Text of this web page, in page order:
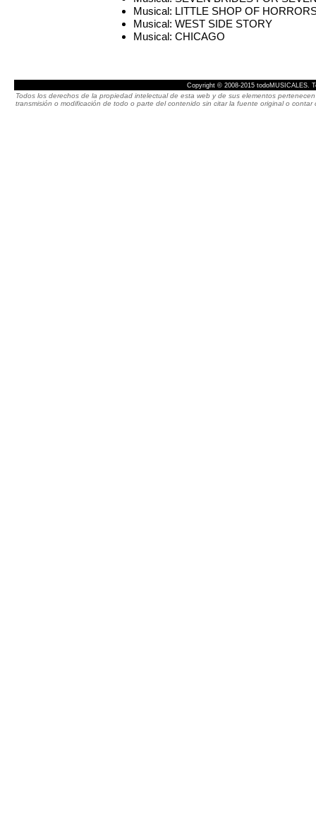
Musical: LITTLE SHOP OF
Musical: WEST SIDE STORY
Musical: CHICAGO
Copyright © 2008-2015 todoMUSICALES.
Todos los derechos de la propiedad intelectual de esta web y de sus elementos
transmisión o modificación de todo o parte del contenido sin citar la fuente original o